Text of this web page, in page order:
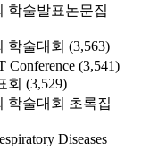
학술발표논문집
학술대회 (3,563)
Conference (3,541)
회 (3,529)
학술대회 초록집
Diseases